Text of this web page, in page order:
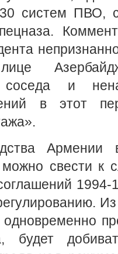
систем ПВО,
соседа и
в этот
свести к
1994-
будет